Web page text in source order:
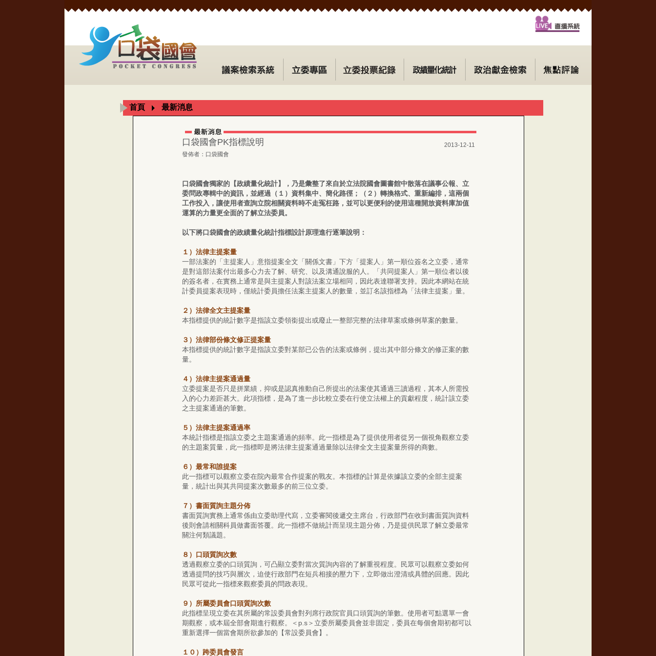
首頁 最新消息
口袋國會PK指標說明
2013-12-11
發佈者：口袋國會
口袋國會獨家的【政績量化統計】，乃是彙整了來自於立法院國會圖書館中散落在議事公報、立
委問政專輯中的資訊，並經過（１）資料集中、簡化路徑；（２）轉換格式、重新編排，這兩個
工作投入，讓使用者查詢立院相關資料時不走冤枉路，並可以更便利的使用這種開放資料庫加值
運算的力量更全面的了解立法委員。
以下將口袋國會的政績量化統計指標設計原理進行逐筆說明：
１）法律主提案量
一部法案的「主提案人」意指提案全文「關係文書」下方「提案人」第一順位簽名之立委，通常
是對這部法案付出最多心力去了解、研究、以及溝通說服的人。「共同提案人」第一順位者以後
的簽名者，在實務上通常是與主提案人對該法案立場相同，因此表達聯署支持。因此本網站在統
計委員提案表現時，僅統計委員擔任法案主提案人的數量，並訂名該指標為「法律主提案」量。
２）法律全文主提案量
本指標提供的統計數字是指該立委領銜提出或廢止一整部完整的法律草案或條例草案的數量。
３）法律部份條文修正提案量
本指標提供的統計數字是指該立委對某部已公告的法案或條例，提出其中部分條文的修正案的數
量。
４）法律主提案通過量
立委提案是否只是拼業績，抑或是認真推動自己所提出的法案使其通過三讀過程，其本人所需投
入的心力差距甚大。此項指標，是為了進一步比較立委在行使立法權上的貢獻程度，統計該立委
之主提案通過的筆數。
５）法律主提案通過率
本統計指標是指該立委之主題案通過的頻率。此一指標是為了提供使用者從另一個視角觀察立委
的主題案質量，此一指標即是將法律主提案通過量除以法律全文主提案量所得的商數。
６）最常和誰提案
此一指標可以觀察立委在院內最常合作提案的戰友。本指標的計算是依據該立委的全部主提案
量，統計出與其共同提案次數最多的前三位立委。
７）書面質詢主題分佈
書面質詢實務上通常係由立委助理代寫，立委審閱後遞交主席台，行政部門在收到書面質詢資料
後則會請相關科員做書面答覆。此一指標不做統計而呈現主題分佈，乃是提供民眾了解立委最常
關注何類議題。
８）口頭質詢次數
透過觀察立委的口頭質詢，可凸顯立委對當次質詢內容的了解重視程度。民眾可以觀察立委如何
透過提問的技巧與層次，迫使行政部門在短兵相接的壓力下，立即做出澄清或具體的回應。因此
民眾可從此一指標來觀察委員的問政表現。
９）所屬委員會口頭質詢次數
此指標呈現立委在其所屬的常設委員會對列席行政院官員口頭質詢的筆數。使用者可點選單一會
期觀察，或本屆全部會期進行觀察。＜p.s＞立委所屬委員會並非固定，委員在每個會期初都可以
重新選擇一個當會期所欲參加的【常設委員會】。
１０）跨委員會發言